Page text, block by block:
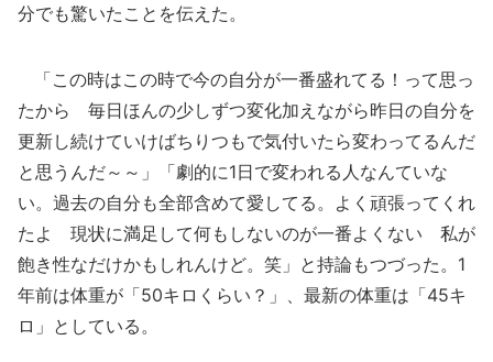
分でも驚いたことを伝えた。
「この時はこの時で今の自分が一番盛れてる！って思っ
たから 毎日ほんの少しずつ変化加えながら昨日の自分を
更新し続けていけばちりつもで気付いたら変わってるんだ
と思うんだ～～」「劇的に1日で変われる人なんていな
い。過去の自分も全部含めて愛してる。よく頑張ってくれ
たよ 現状に満足して何もしないのが一番よくない 私が
飽き性なだけかもしれんけど。笑」と持論もつづった。1
年前は体重が「50キロくらい？」、最新の体重は「45キ
ロ」としている。